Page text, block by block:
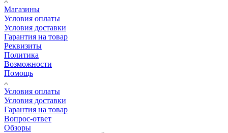
Магазины
Условия оплаты
Условия доставки
Гарантия на товар
Реквизиты
Политика
Возможности
Помощь
Условия оплаты
Условия доставки
Гарантия на товар
Вопрос-ответ
Обзоры